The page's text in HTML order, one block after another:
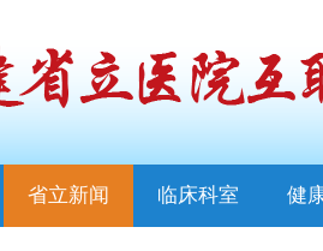
省立新闻 临床科室 健